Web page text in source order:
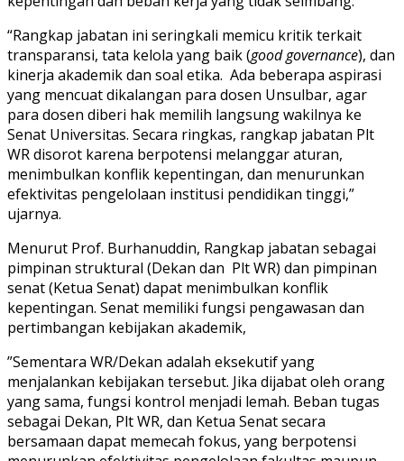
“Rangkap jabatan ini seringkali memicu kritik terkait
transparansi, tata kelola yang baik (good governance), dan
kinerja akademik dan soal etika. Ada beberapa aspirasi
yang mencuat dikalangan para dosen Unsulbar, agar
para dosen diberi hak memilih langsung wakilnya ke
Senat Universitas. Secara ringkas, rangkap jabatan Plt
WR disorot karena berpotensi melanggar aturan,
menimbulkan konflik kepentingan, dan menurunkan
efektivitas pengelolaan institusi pendidikan tinggi,”
ujarnya.
Menurut Prof. Burhanuddin, Rangkap jabatan sebagai
pimpinan struktural (Dekan dan Plt WR) dan pimpinan
senat (Ketua Senat) dapat menimbulkan konflik
kepentingan. Senat memiliki fungsi pengawasan dan
pertimbangan kebijakan akademik,
”Sementara WR/Dekan adalah eksekutif yang
menjalankan kebijakan tersebut. Jika dijabat oleh orang
yang sama, fungsi kontrol menjadi lemah. Beban tugas
sebagai Dekan, Plt WR, dan Ketua Senat secara
bersamaan dapat memecah fokus, yang berpotensi